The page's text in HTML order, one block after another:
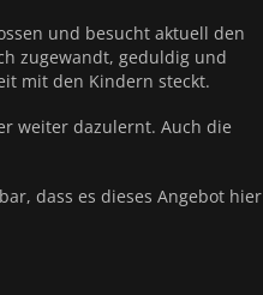
und besucht aktuell den
zugewandt, geduldig und
mit den Kindern steckt.
weiter dazulernt. Auch die
dass es dieses Angebot hier